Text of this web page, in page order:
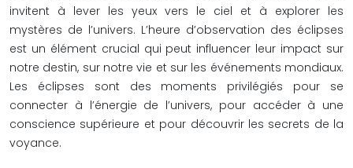
invitent à lever les yeux vers le ciel et à explorer les
mystères de l’univers. L’heure d’observation des éclipses
est un élément crucial qui peut influencer leur impact sur
notre destin, sur notre vie et sur les événements mondiaux.
Les éclipses sont des moments privilégiés pour se
connecter à l’énergie de l’univers, pour accéder à une
conscience supérieure et pour découvrir les secrets de la
voyance.